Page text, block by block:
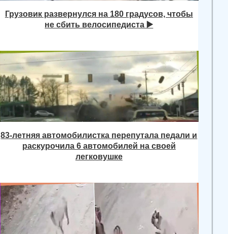
Грузовик развернулся на 180 градусов, чтобы
не сбить велосипедиста ▶️
83-летняя автомобилистка перепутала педали и
раскурочила 6 автомобилей на своей
легковушке